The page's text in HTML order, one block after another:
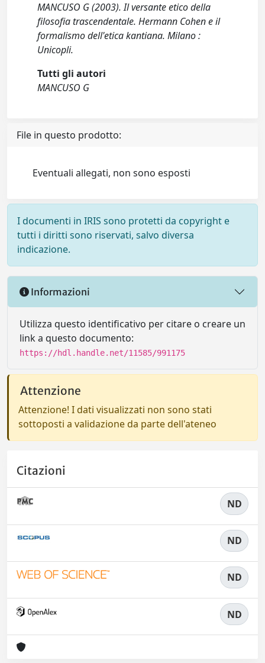
MANCUSO G (2003). Il versante etico della
filosofia trascendentale. Hermann Cohen e il
formalismo dell'etica kantiana. Milano :
Unicopli.
Tutti gli autori
MANCUSO G
File in questo prodotto:
Eventuali allegati, non sono esposti
I documenti in IRIS sono protetti da copyright e
tutti i diritti sono riservati, salvo diversa
indicazione.
Informazioni
Utilizza questo identificativo per citare o creare un
link a questo documento:
https://hdl.handle.net/11585/991175
Attenzione
Attenzione! I dati visualizzati non sono stati
sottoposti a validazione da parte dell'ateneo
Citazioni
ND
ND
ND
ND